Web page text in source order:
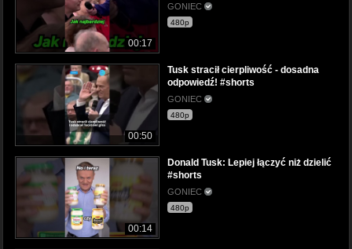
00:17
GONIEC
480p
00:50
Tusk stracił cierpliwość - dosadna
odpowiedź! #shorts
GONIEC
480p
00:14
Donald Tusk: Lepiej łączyć niż dzielić
#shorts
GONIEC
480p